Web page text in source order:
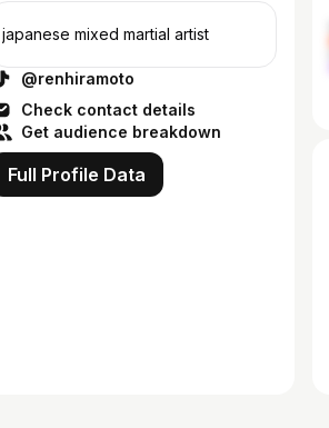
japanese mixed martial artist
@renhiramoto
Check contact details
Get audience breakdown
Full Profile Data